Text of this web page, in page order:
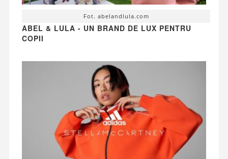
Fot. abelandlula.com
ABEL & LULA - UN BRAND DE LUX PENTRU
COPII